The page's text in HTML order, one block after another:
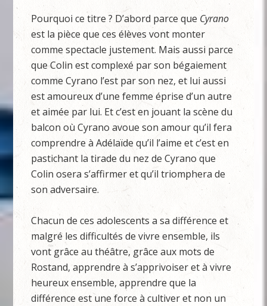
Pourquoi ce titre ? D’abord parce que Cyrano
est la pièce que ces élèves vont monter
comme spectacle justement. Mais aussi parce
que Colin est complexé par son bégaiement
comme Cyrano l’est par son nez, et lui aussi
est amoureux d’une femme éprise d’un autre
et aimée par lui. Et c’est en jouant la scène du
balcon où Cyrano avoue son amour qu’il fera
comprendre à Adélaïde qu’il l’aime et c’est en
pastichant la tirade du nez de Cyrano que
Colin osera s’affirmer et qu’il triomphera de
son adversaire.
Chacun de ces adolescents a sa différence et
malgré les difficultés de vivre ensemble, ils
vont grâce au théâtre, grâce aux mots de
Rostand, apprendre à s’apprivoiser et à vivre
heureux ensemble, apprendre que la
différence est une force à cultiver et non un